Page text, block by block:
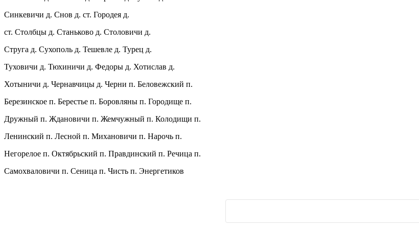
Синкевичи д. Снов д. ст. Городея д.
ст. Столбцы д. Станьково д. Столовичи д.
Струга д. Сухополь д. Тешевле д. Турец д.
Туховичи д. Тюхиничи д. Федоры д. Хотислав д.
Хотыничи д. Чернавчицы д. Черни п. Беловежский п.
Березинское п. Берестье п. Боровляны п. Городище п.
Дружный п. Ждановичи п. Жемчужный п. Колодищи п.
Ленинский п. Лесной п. Михановичи п. Нарочь п.
Негорелое п. Октябрьский п. Правдинский п. Речица п.
Самохваловичи п. Сеница п. Чисть п. Энергетиков